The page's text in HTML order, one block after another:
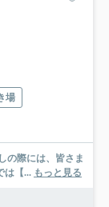
場
は【... もっと見る